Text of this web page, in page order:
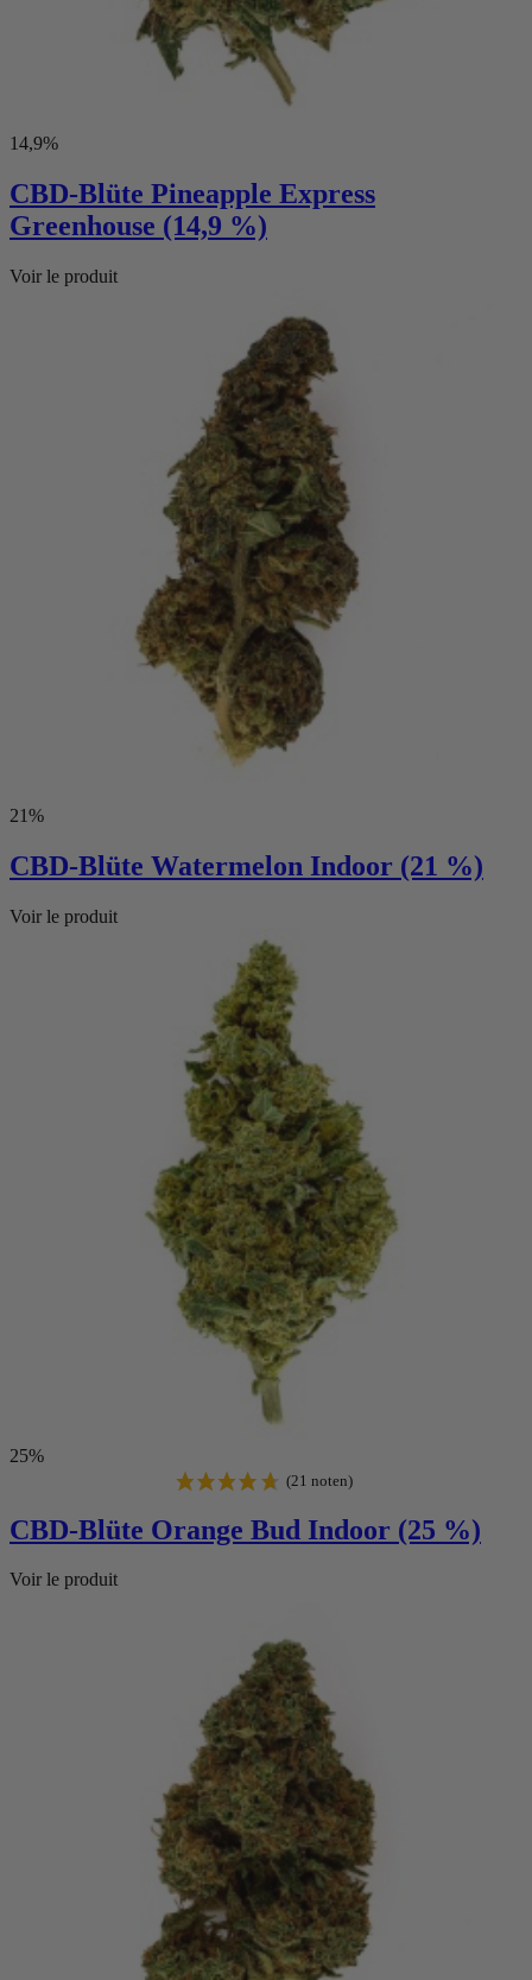
14,9%
CBD-Blüte Pineapple Express
Greenhouse (14,9 %)
Voir le produit
21%
CBD-Blüte Watermelon Indoor (21 %)
Voir le produit
25%
CBD-Blüte Orange Bud Indoor (25 %)
Voir le produit